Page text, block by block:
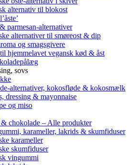
alternativ til blokost
parmesan-alternativer
alternativer til smøreost & dip
og smagsgivere
hjemmelavet vegansk kød & åst
sovs
alternativer, kokosfløde & kokosmælk
dressing & mayonnaise
og miso
chokolade – Alle produkter
karameller, lakrids & skumfiduser
karameller
skumfiduser
vingummi